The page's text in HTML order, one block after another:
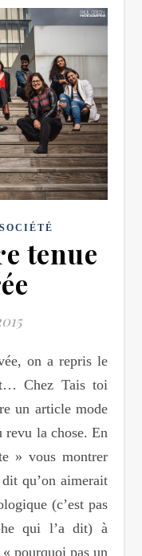
SOCIÉTÉ
tenue
Chez Tais toi
un article mode
revu la chose. En
» vous montrer
qu’on aimerait
(c’est pas
qui l’a dit) à
pourquoi pas un